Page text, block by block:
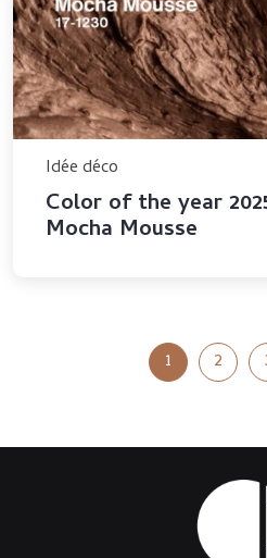
Idée déco
Color of the year
Mocha Mousse
des
1 2